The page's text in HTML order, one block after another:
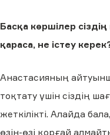
Басқа көршілер
қараса, не істеу
Анастасияның
тоқтату үшін сіздің
жеткілікті. Алайда
өзін-өзі қорғай